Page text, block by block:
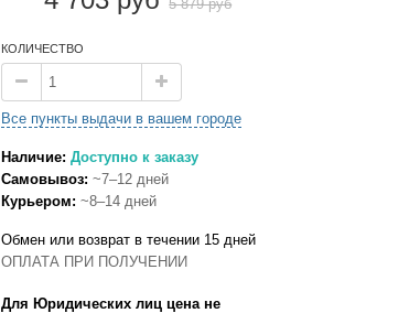
5 879 руб
КОЛИЧЕСТВО
Все пункты выдачи в вашем городе
Наличие: Доступно к заказу
Самовывоз: ~7–12 дней
Курьером: ~8–14 дней
Обмен или возврат в течении 15 дней
ОПЛАТА ПРИ ПОЛУЧЕНИИ
Для Юридических лиц цена не